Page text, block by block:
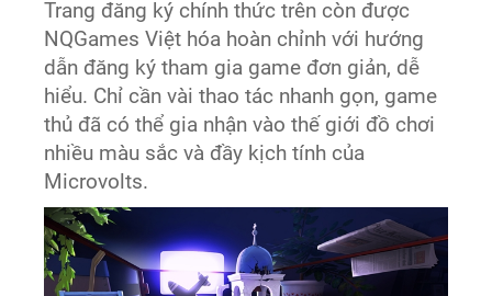
Trang đăng ký chính thức trên còn được
NQGames Việt hóa hoàn chỉnh với hướng
dẫn đăng ký tham gia game đơn giản, dễ
hiểu. Chỉ cần vài thao tác nhanh gọn, game
thủ đã có thể gia nhận vào thế giới đồ chơi
nhiều màu sắc và đầy kịch tính của
Microvolts.